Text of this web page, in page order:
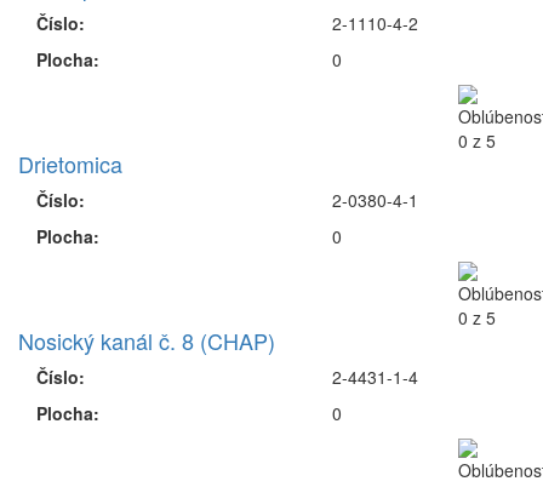
Číslo:
Plocha:
2-1110-4-2
0
Drietomica
Číslo:
Plocha:
2-0380-4-1
0
Nosický kanál č. 8 (CHAP)
Číslo:
Plocha:
2-4431-1-4
0